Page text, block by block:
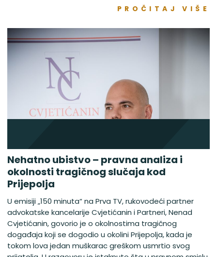
PROČITAJ VIŠE
Nehatno ubistvo – pravna analiza i
okolnosti tragičnog slučaja kod
Prijepolja
U emisiji „150 minuta“ na Prva TV, rukovodeći partner
advokatske kancelarije Cvjetićanin i Partneri, Nenad
Cvjetićanin, govorio je o okolnostima tragičnog
događaja koji se dogodio u okolini Prijepolja, kada je
tokom lova jedan muškarac greškom usmrtio svog